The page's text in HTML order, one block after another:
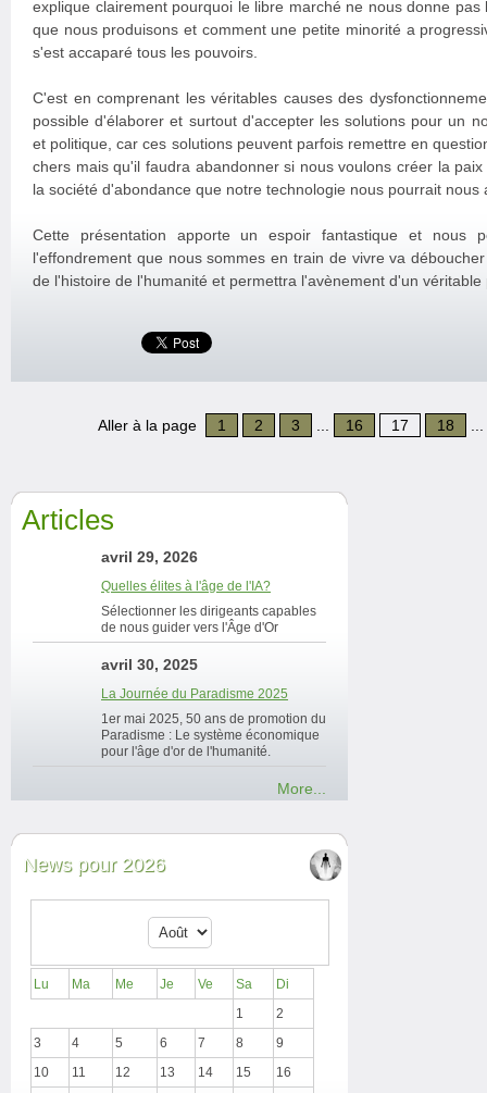
explique clairement pourquoi le libre marché ne nous donne
que nous produisons et comment une petite minorité a
s'est accaparé tous les pouvoirs.
C'est en comprenant les véritables causes des
possible d'élaborer et surtout d'accepter les solutions pour un
et politique, car ces solutions peuvent parfois remettre en
chers mais qu'il faudra abandonner si nous voulons créer la
la société d'abondance que notre technologie nous pourrait nous
Cette présentation apporte un espoir fantastique et nous
l'effondrement que nous sommes en train de vivre va
de l'histoire de l'humanité et permettra l'avènement d'un
Aller à la page 1 2 3 16 17 18
Articles
avril 29, 2026
Quelles élites à l'âge de l'IA?
Sélectionner les dirigeants capables
de nous guider vers l'Âge d'Or
avril 30, 2025
La Journée du Paradisme 2025
1er mai 2025, 50 ans de promotion du
Paradisme : Le système économique
pour l'âge d'or de l'humanité.
More...
News pour 2026
Lu Ma Me Je Ve Sa
Di
1
2
3
4 5 6 7 8
9
10
11 12 13 14 15
16